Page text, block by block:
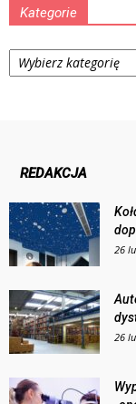
Kategorie
Kategorie
REDAKCJA
26
26